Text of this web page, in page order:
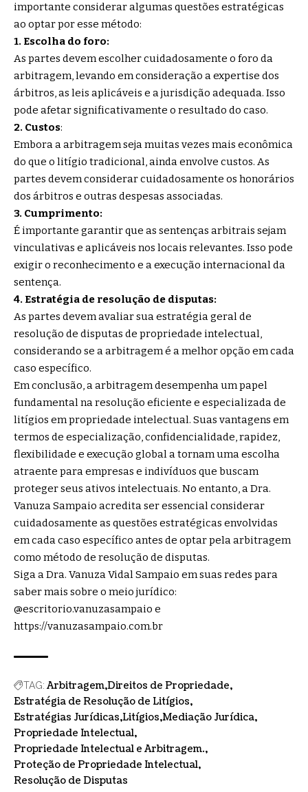
importante considerar algumas questões estratégicas
ao optar por esse método:
1. Escolha do foro:
As partes devem escolher cuidadosamente o foro da
arbitragem, levando em consideração a expertise dos
árbitros, as leis aplicáveis e a jurisdição adequada. Isso
pode afetar significativamente o resultado do caso.
2. Custos:
Embora a arbitragem seja muitas vezes mais econômica
do que o litígio tradicional, ainda envolve custos. As
partes devem considerar cuidadosamente os honorários
dos árbitros e outras despesas associadas.
3. Cumprimento:
É importante garantir que as sentenças arbitrais sejam
vinculativas e aplicáveis nos locais relevantes. Isso pode
exigir o reconhecimento e a execução internacional da
sentença.
4. Estratégia de resolução de disputas:
As partes devem avaliar sua estratégia geral de
resolução de disputas de propriedade intelectual,
considerando se a arbitragem é a melhor opção em cada
caso específico.
Em conclusão, a arbitragem desempenha um papel
fundamental na resolução eficiente e especializada de
litígios em propriedade intelectual. Suas vantagens em
termos de especialização, confidencialidade, rapidez,
flexibilidade e execução global a tornam uma escolha
atraente para empresas e indivíduos que buscam
proteger seus ativos intelectuais. No entanto, a Dra.
Vanuza Sampaio acredita ser essencial considerar
cuidadosamente as questões estratégicas envolvidas
em cada caso específico antes de optar pela arbitragem
como método de resolução de disputas.
Siga a Dra. Vanuza Vidal Sampaio em suas redes para
saber mais sobre o meio jurídico:
@escritorio.vanuzasampaio e
https://vanuzasampaio.com.br
TAG: Arbitragem Direitos de Propriedade
Estratégia de Resolução de Litígios
Estratégias Jurídicas Litígios Mediação Jurídica
Propriedade Intelectual
Propriedade Intelectual e Arbitragem.
Proteção de Propriedade Intelectual
Resolução de Disputas